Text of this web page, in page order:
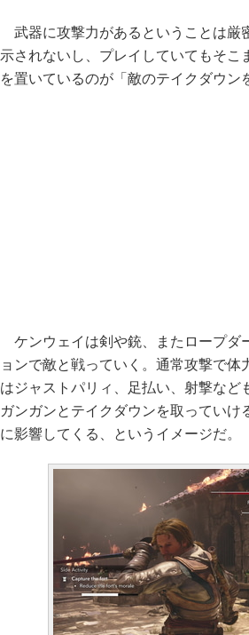
武器に攻撃力があるということは厳
示されないし、プレイしていてもそこ
を置いているのが「敵のテイクダウン
ケンウェイは剣や銃、またロープダ
ョンで敵と戦っていく。通常攻撃で
はジャストパリィ、足払い、射撃な
ガンガンとテイクダウンを取ってい
に影響してくる、というイメージだ。